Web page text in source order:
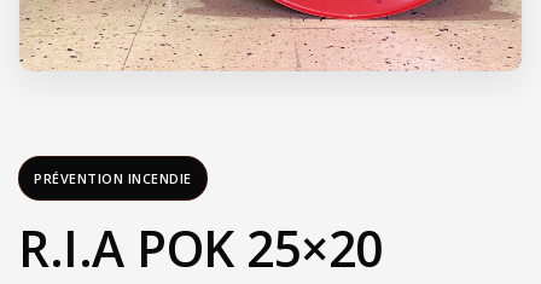
PRÉVENTION INCENDIE
R.I.A POK 25×20